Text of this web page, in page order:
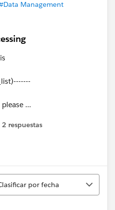
Management
...
2 respuestas
por fecha